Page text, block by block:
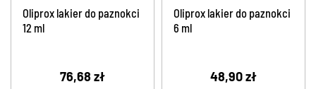
Oliprox lakier do paznokci
12 ml
76,68 zł
Oliprox lakier do paznokci
6 ml
48,90 zł